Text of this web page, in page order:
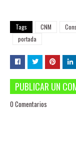
Tags CNM
portada
PUBLICAR UN
0 Comentarios